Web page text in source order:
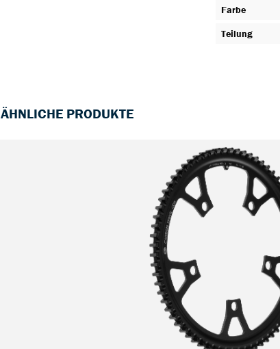
Farbe
Teilung
ÄHNLICHE PRODUKTE